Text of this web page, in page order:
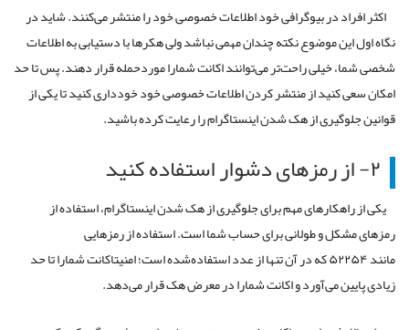
اکثر افراد در بیوگرافی خود اطلاعات خصوصی خود را منتشر می‌کنند. شاید در
نگاه اول این موضوع نکته چندان مهمی نباشد ولی هکرها با دستیابی به اطلاعات
شخصی شما، خیلی راحت‌تر می‌توانند اکانت شمارا موردحمله قرار دهند. پس تا حد
امکان سعی کنید از منتشر کردن اطلاعات خصوصی خود خودداری کنید تا یکی از
قوانین جلوگیری از هک شدن اینستاگرام را رعایت کرده باشید.
۲- از رمزهای دشوار استفاده کنید
یکی از راهکارهای مهم برای جلوگیری از هک شدن اینستاگرام، استفاده از
رمزهای مشکل و طولانی برای حساب شما است. استفاده از رمزهایی
مانند ۵۲۲۵۴ که در آن تنها از عدد استفاده‌شده است؛ امنیتاکانت شمارا تا حد
زیادی پایین می‌آورد و اکانت شمارا در معرض هک قرار می‌دهد.